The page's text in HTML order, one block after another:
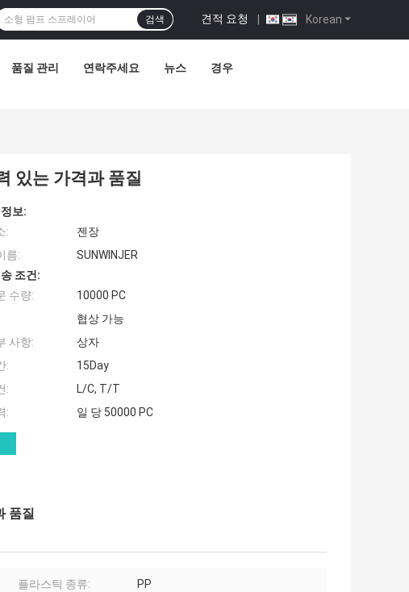
Korean
견적 요청 |
검색
품질 관리 연락주세요 뉴스 경우
있는 가격과 품질
보:
:
젠장
름:
SUNWINJER
조건:
수량:
10000 PC
협상 가능
사항:
상자
:
15Day
:
L/C, T/T
:
일 당 50000 PC
품질
플라스틱 종류: PP